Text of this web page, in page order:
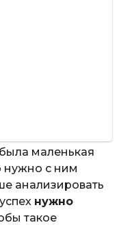
маленькая
нужно с ним
анализировать
нужно
такое